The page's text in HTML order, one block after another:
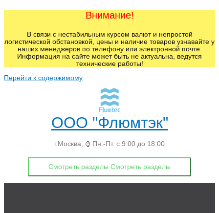
Внимание!
В связи с нестабильным курсом валют и непростой
логистической обстановкой, цены и наличие товаров узнавайте у
наших менеджеров по телефону или электронной почте.
Информация на сайте может быть не актуальна, ведутся
технические работы!
Перейти к содержимому
ООО "Флюмтэк"
г.Москва, ⌚ Пн.-Пт. с 9:00 до 18:00
Смотреть разделы Смотреть разделы